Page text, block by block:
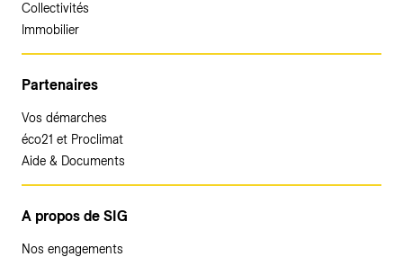
Collectivités
Immobilier
Partenaires
Vos démarches
éco21 et Proclimat
Aide & Documents
A propos de SIG
Nos engagements